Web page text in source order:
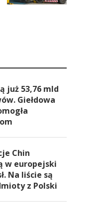
już 53,76 mld
Giełdowa
Chin
w europejski
Na liście są
z Polski